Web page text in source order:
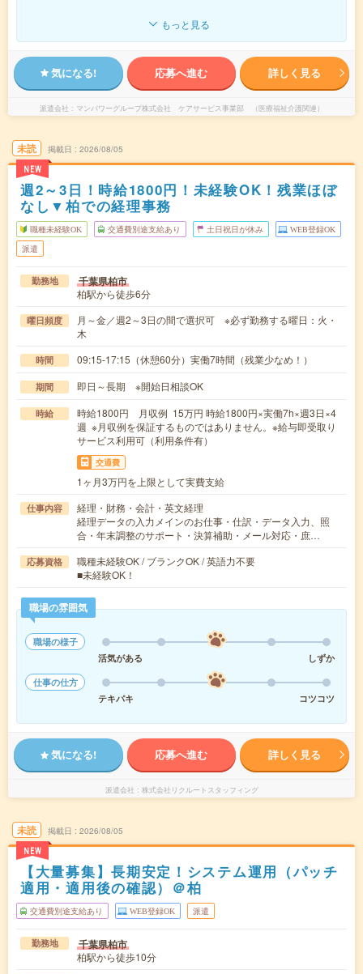
もっと見る
気になる! 応募へ進む 詳しく見る
派遣会社 マンパワーグループ株式会社 ケアサービス事業部 （医療福祉介護関連）
未読
NEW
掲載日 2026/08/05
週2～3日！時給1800円！未経験OK！残業ほぼ
なし▼柏での経理事務
職種未経験OK 交通費別途支給あり 土日祝日が休み WEB登録OK
派遣
勤務地 千葉県柏市
柏駅から徒歩6分
曜日頻度
月～金／週2～3日の間で選択可 ※必ず勤務する曜日：火・
木
時間 09:15-17:15（休憩60分）実働7時間（残業少なめ！）
期間 即日～長期 ※開始日相談OK
時給
時給1800円 月収例 15万円 時給1800円×実働7h×週3日×4
週 ※月収例を保証するものではありません。※給与即受取り
サービス利用可（利用条件有）
交通費
1ヶ月3万円を上限として実費支給
仕事内容
経理・財務・会計・英文経理
経理データの入力メインのお仕事・仕訳・データ入力、照
合・年末調整のサポート・決算補助・メール対応・庶…
応募資格
職種未経験OK / ブランクOK / 英語力不要
■未経験OK！
職場の雰囲気
職場の様子
活気がある
しずか
仕事の仕方
テキパキ
コツコツ
気になる! 応募へ進む 詳しく見る
派遣会社 株式会社リクルートスタッフィング
未読
NEW
掲載日 2026/08/05
【大量募集】長期安定！システム運用（パッチ
適用・適用後の確認）＠柏
交通費別途支給あり WEB登録OK 派遣
勤務地 千葉県柏市
柏駅から徒歩10分